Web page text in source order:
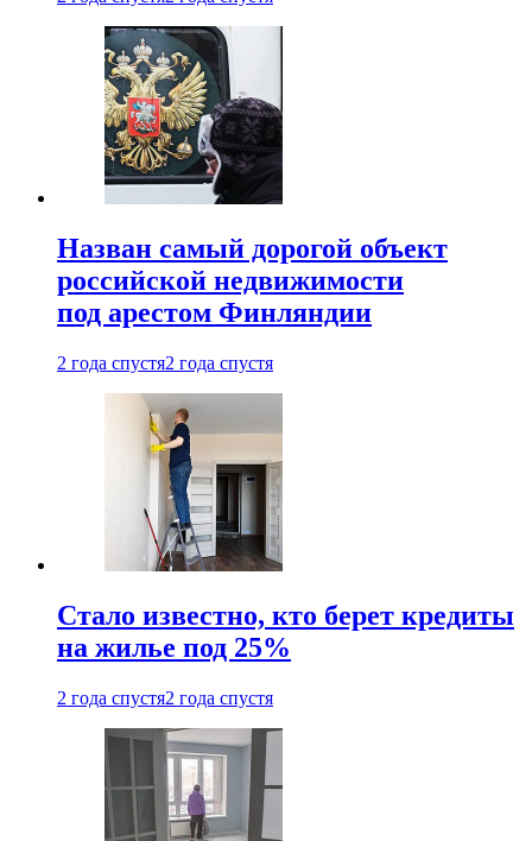
Назван самый дорогой объект
российской недвижимости
под арестом Финляндии
2 года спустя2 года спустя
Стало известно, кто берет кредиты
на жилье под 25%
2 года спустя2 года спустя